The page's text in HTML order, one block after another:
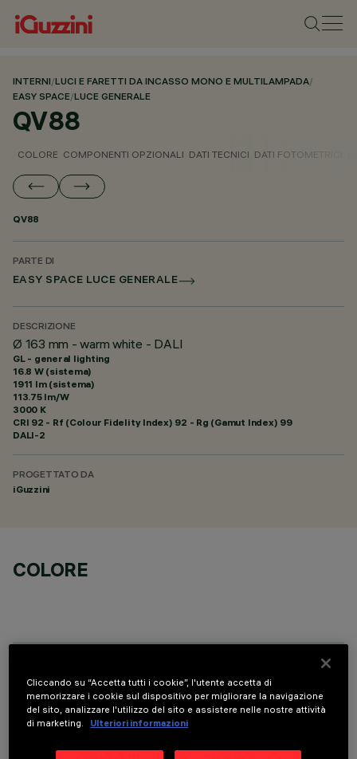
INTERNI/LUCI E FARETTI DA INCASSO MONO E MULTILAMPADA/
EASY SPACE/LUCE GENERALE
QV88
COLORE COMPONENTI OPZIONALI DATI TECNICI DATI FOTOMETRICI
QV88
PARTE DI
EASY SPACE LUCE GENERALE
DESCRIZIONE
Ø 163 mm - warm white - DALI
GL - general lighting
16.8 W (sistema)
1911 lm (sistema)
113.75 lm/W
3000 K
CRI 92 - Rf (Colour Fidelity Index) 92 - Rg (Gamut Index) 99
DALI-2
PROGETTATO DA
iGuzzini
COLORE
COMPONENTI OPZIONALI
Cliccando su “Accetta tutti i cookie”, l'utente accetta di
memorizzare i cookie sul dispositivo per migliorare la navigazione
del sito, analizzare l'utilizzo del sito e assistere nelle nostre attività
di marketing.
Ulteriori informazioni